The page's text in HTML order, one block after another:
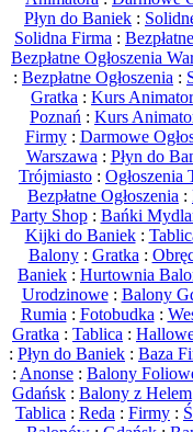
Płyn do Baniek :
Solidna Firma :
Bezpłatne Ogłoszenia
: Bezpłatne Ogłoszenia :
Gratka : Kurs
Poznań : Kurs
Firmy: Darmowe
Warszawa: Płyn do
Trójmiasto : Ogłoszenia
Bezpłatne Ogłoszenia :
Party Shop: Bańki
Kijki do Baniek:
Balony: Gratka:
Baniek : Hurtownia
Urodzinowe: Balony
Rumia: Fotobudka:
Gratka : Tablica :
: Płyn do Baniek : Baza
: Anonse : Balony
Gdańsk : Balony z Helem
Tablica : Reda : Firmy :